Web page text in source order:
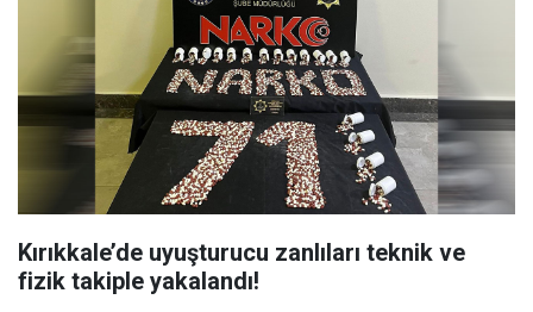
Kırıkkale’de uyuşturucu zanlıları teknik ve
fizik takiple yakalandı!